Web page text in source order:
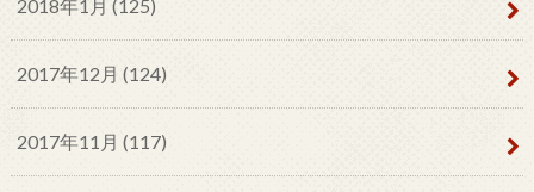
2018年1月 (125)
2017年12月 (124)
2017年11月 (117)